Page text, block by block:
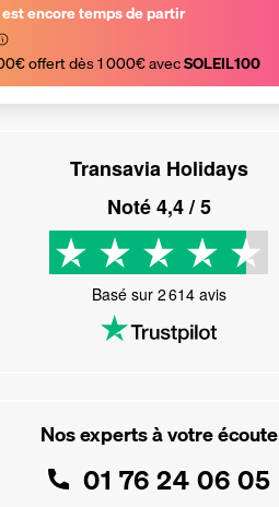
encore temps de partir
offert dès 1 000€ avec SOLEIL100
Transavia Holidays
Noté4,4/ 5
Basé sur 2 614avis
Nos experts à votre écoute
01 76 24 06 05